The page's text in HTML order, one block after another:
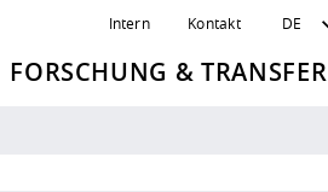
Intern Kontakt DE
FORSCHUNG & TRANSFER